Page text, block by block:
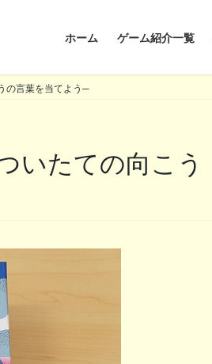
ホーム ゲーム紹介一覧
の言葉を当てよう─